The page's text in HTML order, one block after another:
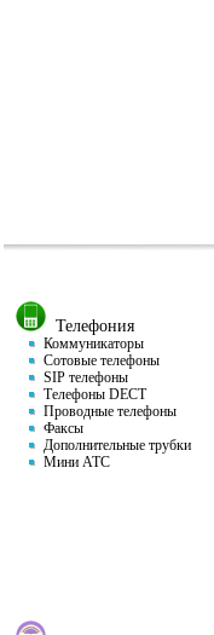
Телефония
Коммуникаторы
Сотовые телефоны
SIP телефоны
Телефоны DECT
Проводные телефоны
Факсы
Дополнительные трубки
Мини АТС